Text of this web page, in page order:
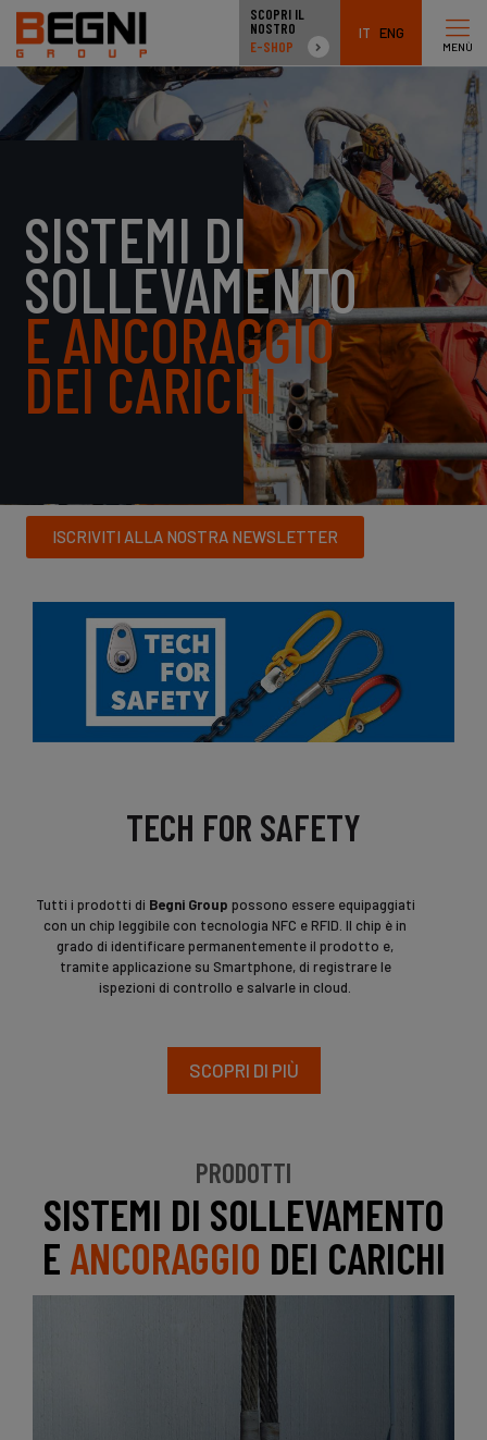
MENÙ
SCOPRI IL
NOSTRO
E-SHOP
IT ENG
SISTEMI DI
SOLLEVAMENTO
E ANCORAGGIO
DEI CARICHI
ISCRIVITI ALLA NOSTRA NEWSLETTER
TECH FOR SAFETY
Tutti i prodotti di Begni Group possono essere equipaggiati
con un chip leggibile con tecnologia NFC e RFID. Il chip è in
grado di identificare permanentemente il prodotto e,
tramite applicazione su Smartphone, di registrare le
ispezioni di controllo e salvarle in cloud.
SCOPRI DI PIÙ
PRODOTTI
SISTEMI DI SOLLEVAMENTO
E ANCORAGGIO DEI CARICHI